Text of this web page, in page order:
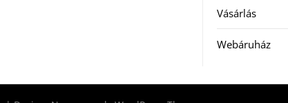
Vásárlás
Webáruház